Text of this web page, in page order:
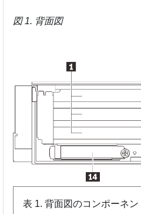
図 1. 背面図
表 1. 背面図のコンポーネン